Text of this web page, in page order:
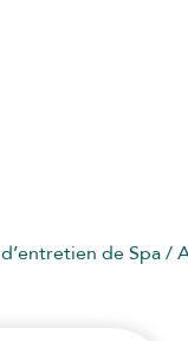
de Spa/